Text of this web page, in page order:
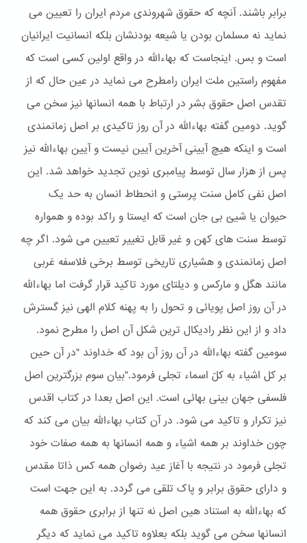
برابر باشند. آنچه که حقوق شهروندی مردم ایران را تعیین می
نماید نه مسلمان بودن یا شیعه بودنشان بلکه انسانیت ایرانیان
است و بس. اینجاست که بهاءالله در واقع اولین کسی است که
مفهوم راستین ملت ایران رامطرح می نماید در عین حال که از
تقدس اصل حقوق بشر در ارتباط با همه انسانها نیز سخن می
گوید. دومین گفته بهاءالله در آن روز تاکیدی بر اصل زمانمندی
است و اینکه هیچ آیینی آخرین آیین نیست و آیین بهاءالله نیز
پس از هزار سال توسط پیامبری نوین تجدید خواهد شد. این
اصل نفی کامل سنت پرستی و انحطاط انسان به حد یک
حیوان یا شیئ بی جان است که ایستا و راکد بوده و همواره
توسط سنت های کهن و غیر قابل تغییر تعیین می شود. اگر چه
اصل زمانمندی و هشیاری تاریخی توسط برخی فلاسفه غربی
مانند هگل و مارکس و دیلتای مورد تاکید قرار گرفت اما بهاءالله
در آن روز اصل پویائی و تحول را به پهنه کلام الهی نیز گسترش
داد و از این نظر رادیکال ترین شکل آن اصل را مطرح نمود.
سومین گفته بهاءالله در آن روز آن بود که خداوند "در آن حین
بر کل اشیاء به کلّ اسماء تجلی فرمود."بیان سوم بزرگترین اصل
فلسفی جهان بینی بهائی است. این اصل بعدا در کتاب اقدس
نیز تکرار و تاکید می شود. در آن کتاب بهاءالله بیان می کند که
چون خداوند بر همه اشیاء و همه انسانها به همه صفات خود
تجلی فرمود در نتیجه با آغاز عید رضوان همه کس ذاتا مقدس
و دارای حقوق برابر و پاک تلقی می گردد. به این جهت است
که بهاءالله به استناد هین اصل نه تنها از برابری حقوق همه
انسانها سخن می گوید بلکه بعلاوه تاکید می نماید که دیگر